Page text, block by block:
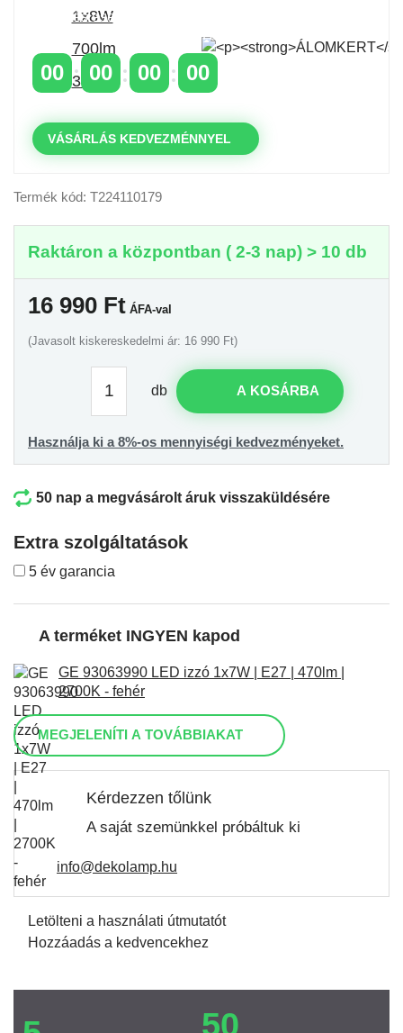
rendelés esetén
a következő kóddal: VIP20HU
00 00 00 00
VÁSÁRLÁS KEDVEZMÉNNYEL
Termék kód: T224110179
Raktáron a központban ( 2-3 nap) > 10 db
16 990 Ft ÁFA-val
(Javasolt kiskereskedelmi ár: 16 990 Ft)
db A KOSÁRBA
Használja ki a 8%-os mennyiségi kedvezményeket.
50 nap a megvásárolt áruk visszaküldésére
Extra szolgáltatások
5 év garancia
A terméket INGYEN kapod
GE 93063990 LED izzó 1x7W | E27 | 470lm |
2700K - fehér
MEGJELENÍTI A TOVÁBBIAKAT
Kérdezzen tőlünk
A saját szemünkkel próbáltuk ki
info@dekolamp.hu
Letölteni a használati útmutatót
Hozzáadás a kedvencekhez
50